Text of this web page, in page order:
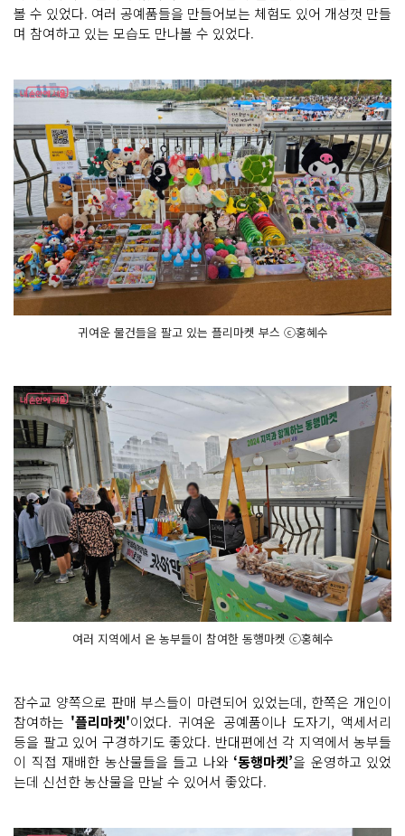
볼 수 있었다. 여러 공예품들을 만들어보는 체험도 있어 개성껏 만들
며 참여하고 있는 모습도 만나볼 수 있었다.
귀여운 물건들을 팔고 있는 플리마켓 부스 ⓒ홍혜수
여러 지역에서 온 농부들이 참여한 동행마켓 ⓒ홍혜수
잠수교 양쪽으로 판매 부스들이 마련되어 있었는데, 한쪽은 개인이
참여하는 '플리마켓'이었다. 귀여운 공예품이나 도자기, 액세서리
등을 팔고 있어 구경하기도 좋았다. 반대편에선 각 지역에서 농부들
이 직접 재배한 농산물들을 들고 나와 ‘동행마켓’을 운영하고 있었
는데 신선한 농산물을 만날 수 있어서 좋았다.